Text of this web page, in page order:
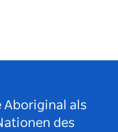
Aboriginal als
des